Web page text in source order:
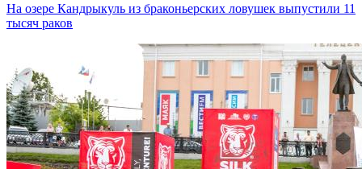
На озере Кандрыкуль из браконьерских ловушек выпустили 11
тысяч раков